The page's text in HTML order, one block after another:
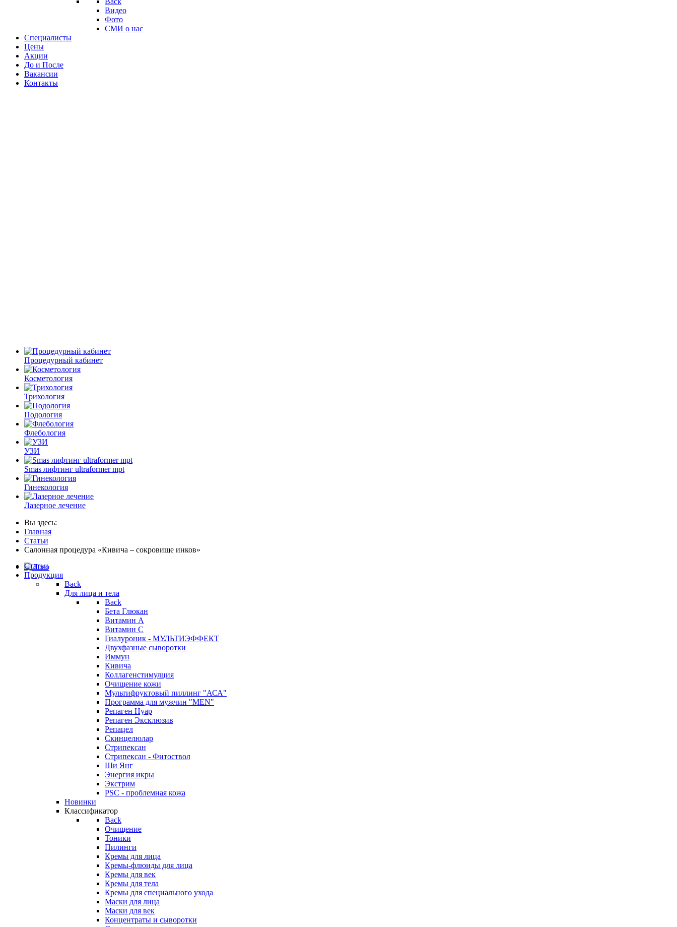
Видео
Фото
СМИ о нас
Специалисты
Цены
Акции
До и После
Вакансии
Контакты
Процедурный кабинет
Косметология
Трихология
Подология
Флебология
УЗИ
Smas лифтинг ultraformer mpt
Гинекология
Лазерное лечение
Вы здесь:
Главная
Статьи
Салонная процедура «Кивича – сокровище инков»
Статьи
Продукция
Back
Для лица и тела
Back
Бета Глюкан
Витамин А
Витамин С
Гиалуроник - МУЛЬТИЭФФЕКТ
Двухфазные сыворотки
Иммун
Кивича
Коллагенстимулция
Очищение кожи
Мультифруктовый пиллинг "АСА"
Программа для мужчин "MEN"
Репаген Нуар
Репаген Эксклюзив
Репацел
Скинцелюлар
Стрипексан
Стрипексан - Фитоствол
Ши Янг
Энергия икры
Экстрим
PSC - проблемная кожа
Новинки
Классификатор
Back
Очищение
Тоники
Пилинги
Кремы для лица
Кремы-флюиды для лица
Кремы для век
Кремы для тела
Кремы для специального ухода
Маски для лица
Маски для век
Концентраты и сыворотки